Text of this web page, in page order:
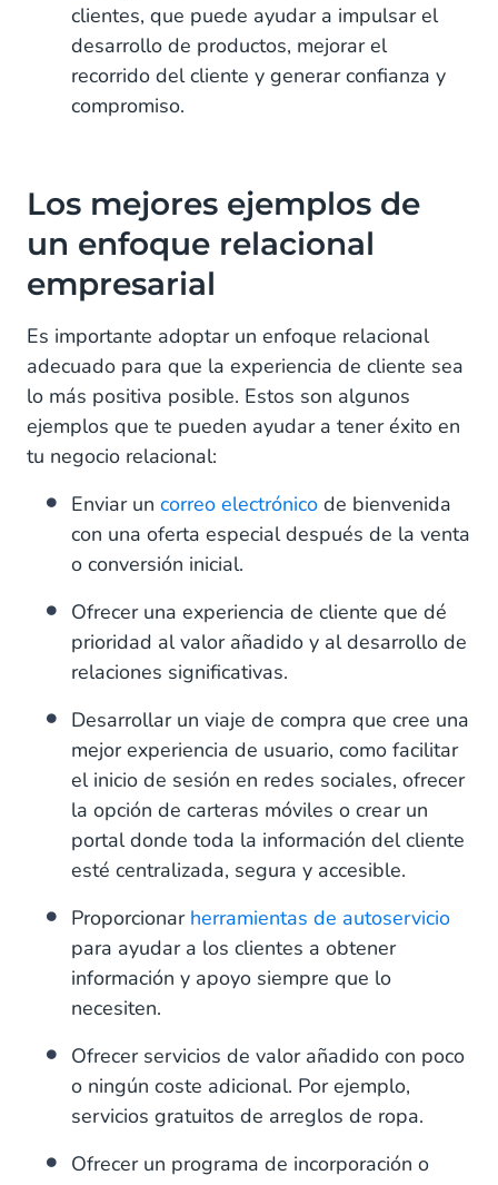
clientes, que puede ayudar a impulsar el
desarrollo de productos, mejorar el
recorrido del cliente y generar confianza y
compromiso.
Los mejores ejemplos de
un enfoque relacional
empresarial
Es importante adoptar un enfoque relacional
adecuado para que la experiencia de cliente sea
lo más positiva posible. Estos son algunos
ejemplos que te pueden ayudar a tener éxito en
tu negocio relacional:
Enviar un correo electrónico de bienvenida
con una oferta especial después de la venta
o conversión inicial.
Ofrecer una experiencia de cliente que dé
prioridad al valor añadido y al desarrollo de
relaciones significativas.
Desarrollar un viaje de compra que cree una
mejor experiencia de usuario, como facilitar
el inicio de sesión en redes sociales, ofrecer
la opción de carteras móviles o crear un
portal donde toda la información del cliente
esté centralizada, segura y accesible.
Proporcionar herramientas de autoservicio
para ayudar a los clientes a obtener
información y apoyo siempre que lo
necesiten.
Ofrecer servicios de valor añadido con poco
o ningún coste adicional. Por ejemplo,
servicios gratuitos de arreglos de ropa.
Ofrecer un programa de incorporación o